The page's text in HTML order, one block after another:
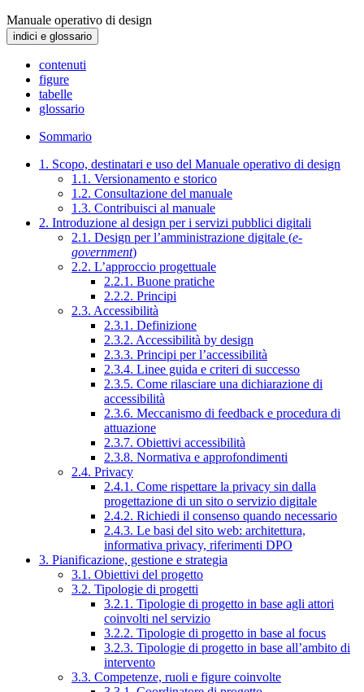
Manuale operativo di design
indici e glossario
contenuti
figure
tabelle
glossario
Sommario
1. Scopo, destinatari e uso del Manuale operativo di design
1.1. Versionamento e storico
1.2. Consultazione del manuale
1.3. Contribuisci al manuale
2. Introduzione al design per i servizi pubblici digitali
2.1. Design per l’amministrazione digitale (e-
government)
2.2. L’approccio progettuale
2.2.1. Buone pratiche
2.2.2. Principi
2.3. Accessibilità
2.3.1. Definizione
2.3.2. Accessibilità by design
2.3.3. Principi per l’accessibilità
2.3.4. Linee guida e criteri di successo
2.3.5. Come rilasciare una dichiarazione di
accessibilità
2.3.6. Meccanismo di feedback e procedura di
attuazione
2.3.7. Obiettivi accessibilità
2.3.8. Normativa e approfondimenti
2.4. Privacy
2.4.1. Come rispettare la privacy sin dalla
progettazione di un sito o servizio digitale
2.4.2. Richiedi il consenso quando necessario
2.4.3. Le basi del sito web: architettura,
informativa privacy, riferimenti DPO
3. Pianificazione, gestione e strategia
3.1. Obiettivi del progetto
3.2. Tipologie di progetti
3.2.1. Tipologie di progetto in base agli attori
coinvolti nel servizio
3.2.2. Tipologie di progetto in base al focus
3.2.3. Tipologie di progetto in base all’ambito di
intervento
3.3. Competenze, ruoli e figure coinvolte